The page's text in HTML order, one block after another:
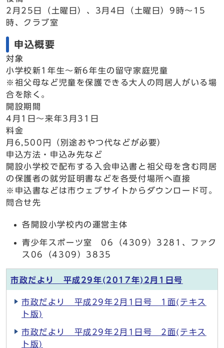
2月25日（土曜日）、3月4日（土曜日）9時～15
時、クラブ室
申込概要
対象
小学校新1年生～新6年生の留守家庭児童
※祖父母など児童を保護できる大人の同居人がいる場
合を除く。
開設期間
4月1日～来年3月31日
料金
月6,500円（別途おやつ代などが必要）
申込方法・申込み先など
開設小学校で配布する入会申込書と祖父母を含む同居
の保護者の就労証明書などを各受付場所へ直接
※申込書などは市ウェブサイトからダウンロード可。
問合せ先
各開設小学校内の運営主体
青少年スポーツ室 06（4309）3281、ファク
ス06（4309）3835
市政だより 平成29年(2017年)2月1日号
市政だより 平成29年2月1日号 1面(テキス
ト版)
市政だより 平成29年2月1日号 2面(テキス
ト版)